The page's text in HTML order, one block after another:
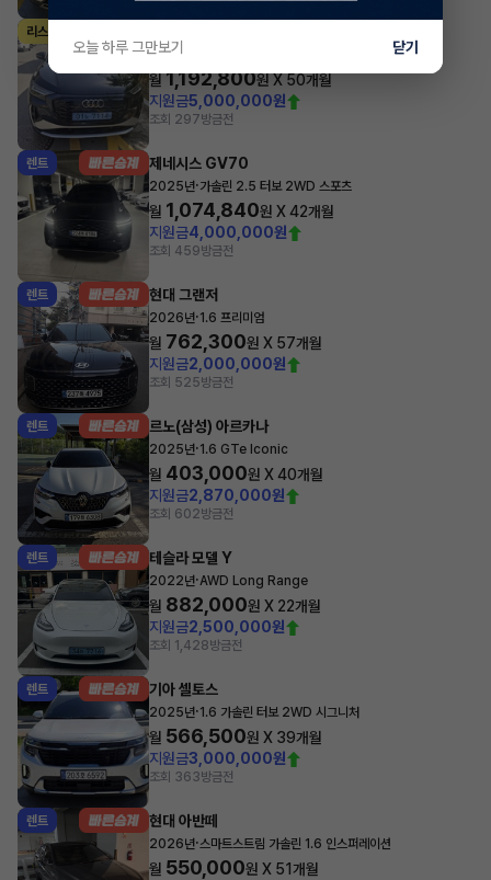
리스
2025년
월 1,192,800원 X 50개월
지원금5,000,000원
조회 297방금전
렌트 제네시스 GV70
2025년·가솔린 2.5 터보 2WD 스포츠
월 1,074,840원 X42개월
지원금4,000,000원
조회 459방금전
렌트 현대 그랜저
2026년·1.6 프리미엄
월 762,300원 X 57개월
지원금2,000,000원
조회 525방금전
렌트 르노(삼성) 아르카나
2025년·1.6 GTe Iconic
월 403,000원 X40개월
지원금2,870,000원
조회 602방금전
렌트 테슬라 모델 Y
2022년·AWD Long Range
월 882,000원 X 22개월
지원금2,500,000원
조회 1,428방금전
렌트 기아 셀토스
2025년·1.6 가솔린 터보 2WD 시그니처
월 566,500원 X 39개월
지원금3,000,000원
조회 363방금전
렌트 현대 아반떼
2026년·스마트스트림 가솔린 1.6 인스퍼레이션
월 550,000원 X 51개월
오늘 하루 그만보기 닫기